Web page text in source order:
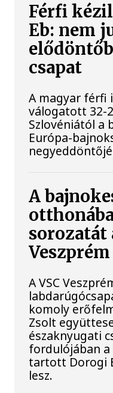
Férfi
Eb: nem
csapat
A magyar férfi
válogatott 32-
Szlovéniától a
Európa-
A
sorozatát
Veszprém
A VSC
komoly
Zsolt
északnyugati
fordulójában
tartott Dorogi
lesz.